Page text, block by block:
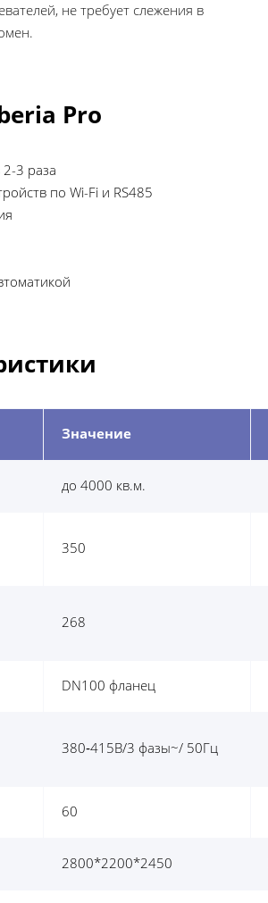
не требует слежения в
Pro
3 раза
по Wi-Fi и RS485
Значение
до 4000 кв.м.
350
268
DN100 фланец
380‐415В/3 фазы~/ 50Гц
60
2800*2200*2450